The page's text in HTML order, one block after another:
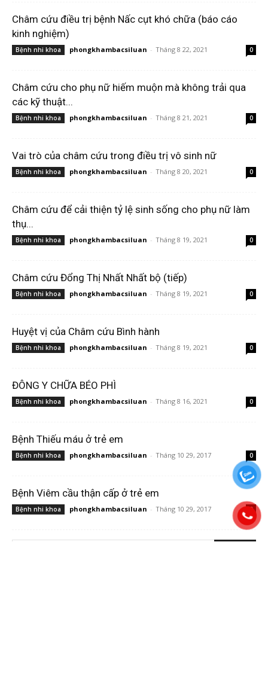
Châm cứu điều trị bệnh Nấc cụt khó chữa (báo cáo
kinh nghiệm)
Bệnh nhi khoa phongkhambacsiluan - Tháng 8 22, 2021 0
Châm cứu cho phụ nữ hiếm muộn mà không trải qua
các kỹ thuật...
Bệnh nhi khoa phongkhambacsiluan - Tháng 8 21, 2021 0
Vai trò của châm cứu trong điều trị vô sinh nữ
Bệnh nhi khoa phongkhambacsiluan - Tháng 8 20, 2021 0
Châm cứu để cải thiện tỷ lệ sinh sống cho phụ nữ làm
thụ...
Bệnh nhi khoa phongkhambacsiluan - Tháng 8 19, 2021 0
Châm cứu Đổng Thị Nhất Nhất bộ (tiếp)
Bệnh nhi khoa phongkhambacsiluan - Tháng 8 19, 2021 0
Huyệt vị của Châm cứu Bình hành
Bệnh nhi khoa phongkhambacsiluan - Tháng 8 19, 2021 0
ĐÔNG Y CHỮA BÉO PHÌ
Bệnh nhi khoa phongkhambacsiluan - Tháng 8 16, 2021 0
Bệnh Thiếu máu ở trẻ em
Bệnh nhi khoa phongkhambacsiluan - Tháng 10 29, 2017 0
Bệnh Viêm cầu thận cấp ở trẻ em
Bệnh nhi khoa phongkhambacsiluan - Tháng 10 29, 2017 0